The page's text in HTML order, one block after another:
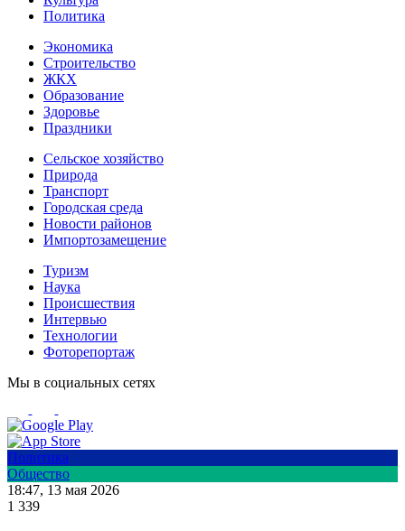
Политика
Экономика
Строительство
ЖКХ
Образование
Здоровье
Праздники
Сельское хозяйство
Природа
Транспорт
Городская среда
Новости районов
Импортозамещение
Туризм
Наука
Происшествия
Интервью
Технологии
Фоторепортаж
Мы в социальных сетях
Политика
Общество
18:47, 13 мая 2026
1 339